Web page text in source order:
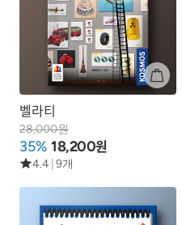
벨라티
28,000원
35% 18,200원
4.4 9개